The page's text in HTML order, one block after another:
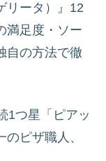
リータ）』12
満足度・ソー
自の方法で徹
1つ星「ピアッ
ピザ職人、